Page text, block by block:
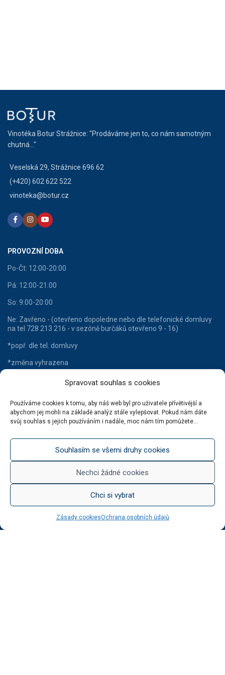
Spravovat souhlas s cookies
Používáme cookies k tomu, aby náš web byl pro uživatele přívětivější a
abychom jej mohli na základě analýz stále vylepšovat. Pokud nám dáte
svůj souhlas s jejich používáním i nadále, moc nám tím pomůžete...
Souhlasím se všemi druhy cookies
Nechci žádné cookies
Chci si vybrat
Zásady cookiesOchrana osobních údajů
Vinotéka Botur Strážnice: "Prodáváme jen to, co nám samotným
chutná..."
Veselská 29, Strážnice 696 62
(+420) 602 622 522
vinoteka@botur.cz
PROVOZNÍ DOBA
Po-Čt: 12:00-20:00
Pá: 12:00-21:00
So: 9:00-20:00
Ne: Zavřeno - (otevřeno dopoledne nebo dle telefonické domluvy
na tel 728 213 216 - v sezóně burčáků otevřeno 9 - 16)
*popř. dle tel. domluvy
*změna vyhrazena
HLAVNÍ KATEGORIE
Lahvové víno
Šumivá vína
Něco na zub
Dárkové balení